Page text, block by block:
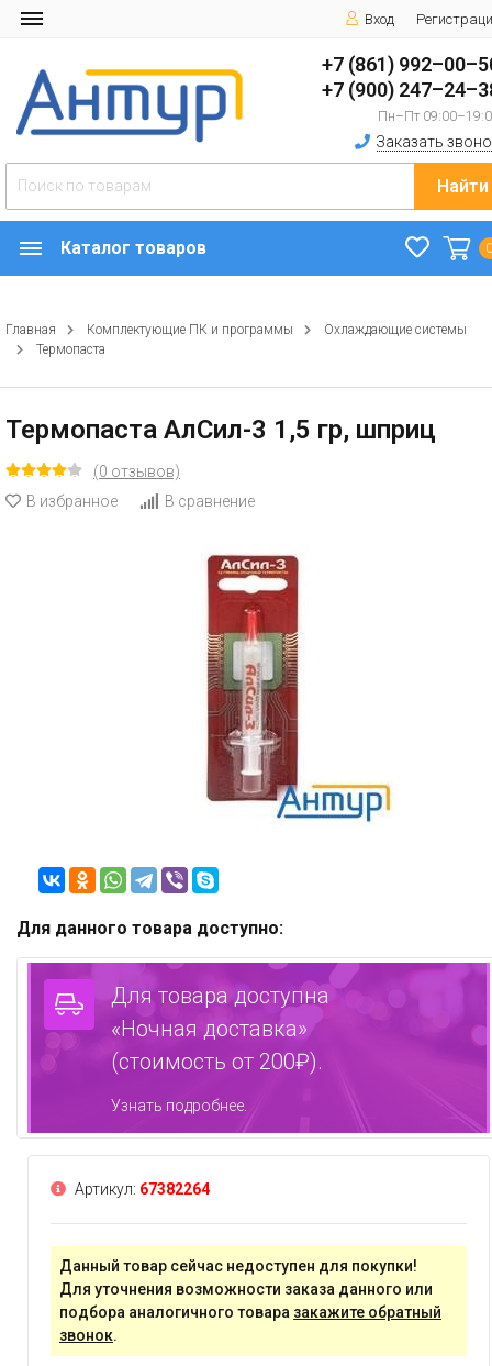
Вход
+7 (861)
+7 (900)
Пн–Пт
Заказать
Найти
Каталог товаров
Главная Комплектующие ПК и программы
Охлаждающие системы
Термопаста
Термопаста АлСил-3 1,5 гр, шприц
(0 отзывов)
В избранное
В сравнение
Для данного товара доступно:
Для товара доступна
«Ночная доставка»
(стоимость от 200₽).
Узнать подробнее.
Артикул: 67382264
Данный товар сейчас недоступен для покупки!
Для уточнения возможности заказа данного или
подбора аналогичного товара закажите обратный
звонок.